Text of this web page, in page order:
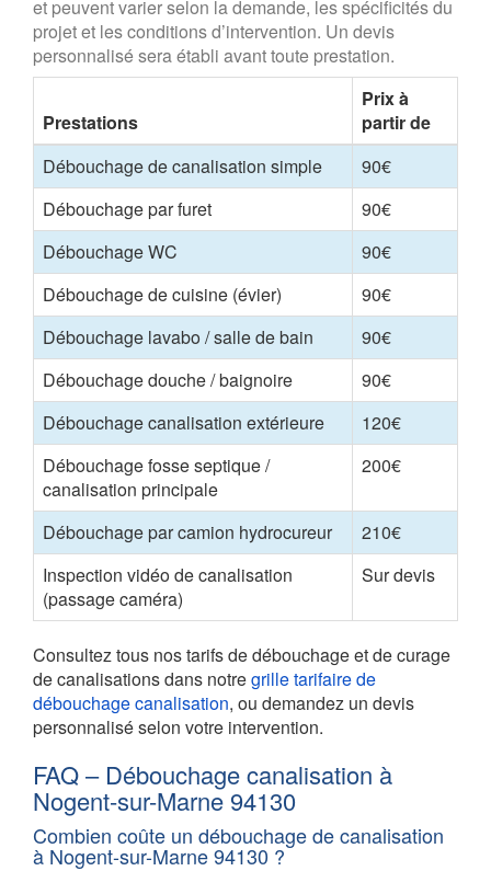
et peuvent varier selon la demande, les spécificités du
projet et les conditions d’intervention. Un devis
personnalisé sera établi avant toute prestation.
Prestations
Prix à
partir de
Débouchage de canalisation simple
90€
Débouchage par furet
90€
Débouchage WC
90€
Débouchage de cuisine (évier)
90€
Débouchage lavabo / salle de bain
90€
Débouchage douche / baignoire
90€
Débouchage canalisation extérieure
120€
Débouchage fosse septique /
canalisation principale
200€
Débouchage par camion hydrocureur
210€
Inspection vidéo de canalisation
(passage caméra)
Sur devis
Consultez tous nos tarifs de débouchage et de curage
de canalisations dans notregrille tarifaire de
débouchage canalisation, ou demandez un devis
personnalisé selon votre intervention.
FAQ – Débouchage canalisation à
Nogent-sur-Marne 94130
Combien coûte un débouchage de canalisation
à Nogent-sur-Marne 94130 ?